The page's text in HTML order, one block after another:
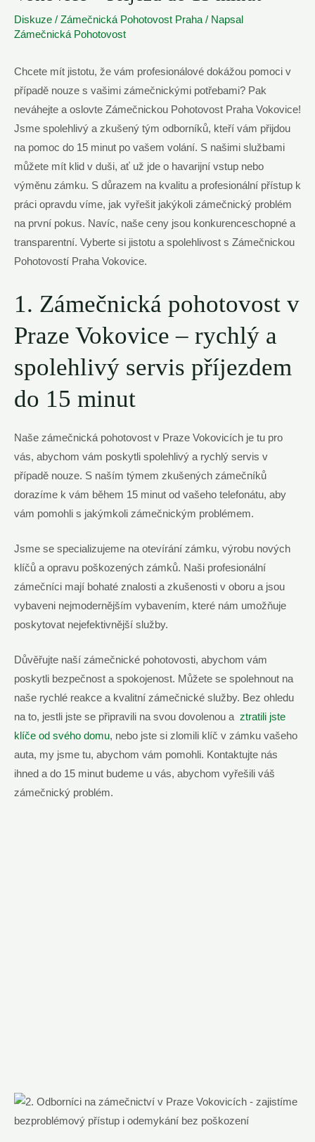
Diskuze / Zámečnická Pohotovost Praha/ Napsal
Zámečnická Pohotovost
Chcete mít jistotu, že vám profesionálové⁤ dokážou pomoci v
případě nouze​ s vašimi zámečnickými potřebami? Pak
neváhejte a oslovte Zámečnickou Pohotovost Praha Vokovice!
Jsme ⁢spolehlivý a zkušený tým odborníků, kteří vám přijdou
na pomoc do 15 minut ‌po vašem volání. S našimi službami
můžete mít klid v ‍duši, ať už jde o havarijní​ vstup nebo
výměnu zámku. S důrazem na kvalitu a⁤ profesionální přístup ⁣k
práci opravdu víme, jak vyřešit jakýkoli zámečnický‌ problém
na první pokus. Navíc,‌ naše ceny jsou konkurenceschopné a
transparentní. Vyberte⁢ si jistotu a spolehlivost s Zámečnickou
⁣Pohotovostí Praha Vokovice.
1.⁤ Zámečnická pohotovost v⁤
Praze Vokovice – rychlý⁣ a
spolehlivý servis příjezdem
do 15 minut
Naše zámečnická pohotovost v ‍Praze Vokovicích je tu pro
vás, abychom vám poskytli spolehlivý a rychlý servis⁢ v
případě nouze. S naším týmem ⁣zkušených‍ zámečníků
dorazíme k vám během ​15 minut od ‌vašeho telefonátu, aby
vám ​pomohli s jakýmkoli zámečnickým problémem.
Jsme se specializujeme na otevírání zámku, výrobu nových
klíčů a opravu poškozených zámků.‌ Naši profesionální
zámečníci mají⁢ bohaté znalosti a zkušenosti v‌ oboru a jsou
vybaveni nejmodernějším ‍vybavením, které ‍nám‌ umožňuje
poskytovat​ nejefektivnější​ služby.
Důvěřujte naší zámečnické pohotovosti, abychom‍ vám
poskytli bezpečnost a spokojenost. Můžete ⁤se spolehnout ⁢na
naše rychlé⁣ reakce a kvalitní zámečnické služby. Bez ohledu
na‍ to,⁣ jestli jste se⁤ připravili na ⁤svou dovolenou ‍a ​ ztratili⁢ jste
klíče od⁣ svého domu, nebo jste ⁤si zlomili ⁣klíč⁣ v zámku vašeho
auta, my jsme tu, abychom vám pomohli. Kontaktujte nás
ihned a do 15 ⁢minut budeme u vás, abychom vyřešili váš
zámečnický​ problém.